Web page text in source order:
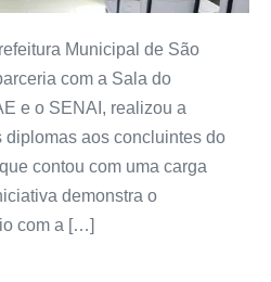
Municipal de São
com a Sala do
e o SENAI, realizou a
aos concluintes do
contou com uma carga
demonstra o
com a […]